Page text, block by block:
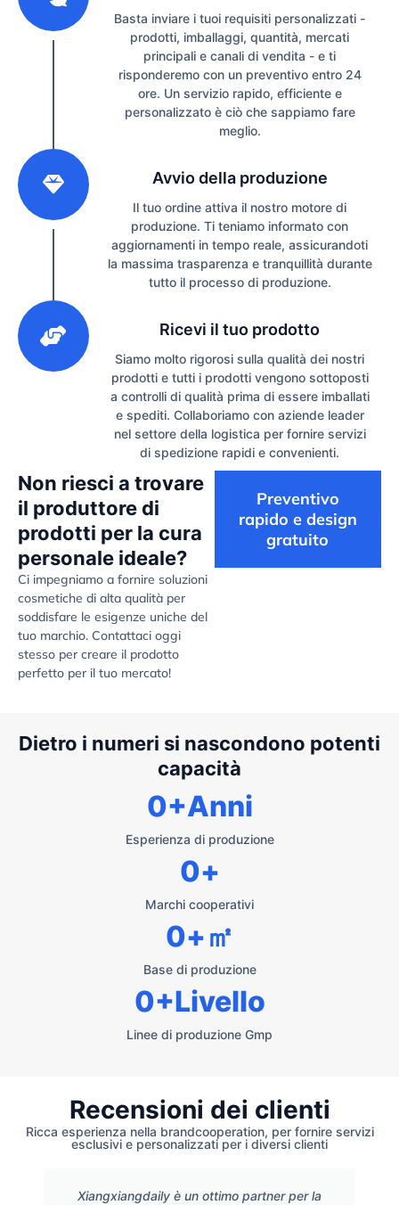
Basta inviare i tuoi requisiti personalizzati -
prodotti, imballaggi, quantità, mercati
principali e canali di vendita - e ti
risponderemo con un preventivo entro 24
ore. Un servizio rapido, efficiente e
personalizzato è ciò che sappiamo fare
meglio.
Avvio della produzione
Il tuo ordine attiva il nostro motore di
produzione. Ti teniamo informato con
aggiornamenti in tempo reale, assicurandoti
la massima trasparenza e tranquillità durante
tutto il processo di produzione.
Ricevi il tuo prodotto
Siamo molto rigorosi sulla qualità dei nostri
prodotti e tutti i prodotti vengono sottoposti
a controlli di qualità prima di essere imballati
e spediti. Collaboriamo con aziende leader
nel settore della logistica per fornire servizi
di spedizione rapidi e convenienti.
Non riesci a trovare
il produttore di
prodotti per la cura
personale ideale?
Ci impegniamo a fornire soluzioni
cosmetiche di alta qualità per
soddisfare le esigenze uniche del
tuo marchio. Contattaci oggi
stesso per creare il prodotto
perfetto per il tuo mercato!
Preventivo
rapido e design
gratuito
Dietro i numeri si nascondono potenti
capacità
Esperienza di produzione
0+Anni
Marchi cooperativi
0+
Base di produzione
0+㎡
Linee di produzione Gmp
0+Livello
Recensioni dei clienti
Ricca esperienza nella brandcooperation, per fornire servizi
esclusivi e personalizzati per i diversi clienti
Xiangxiangdaily è un ottimo partner per la